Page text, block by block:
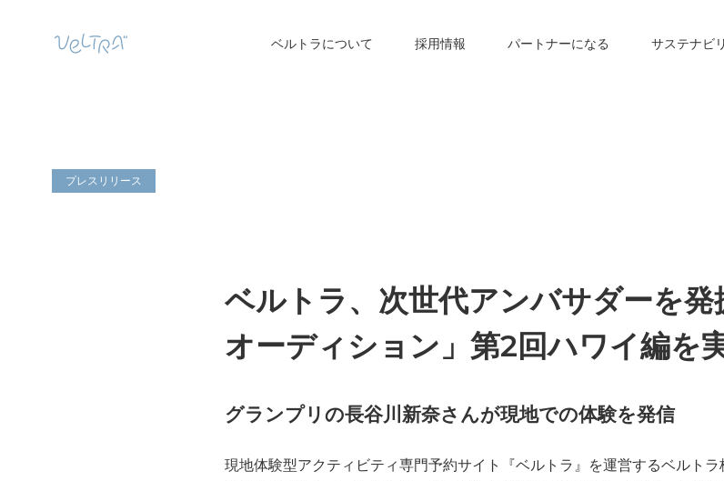
ベルトラについて 採用情報 パートナーになる サステナビ
プレスリリース
ベルトラ、次世代アンバサダーを
オーディション」第2回ハワイ編を
グランプリの長谷川新奈さんが現地での体験を発信
現地体験型アクティビティ専門予約サイト『ベルトラ』を運営するベルト